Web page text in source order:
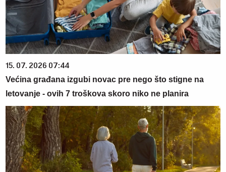
15. 07. 2026 07:44
Većina građana izgubi novac pre nego što stigne na
letovanje - ovih 7 troškova skoro niko ne planira